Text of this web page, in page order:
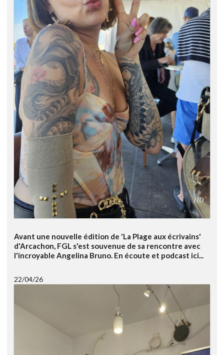
Avant une nouvelle édition de 'La Plage aux écrivains'
d'Arcachon, FGL s'est souvenue de sa rencontre avec
l'incroyable Angelina Bruno. En écoute et podcast ici...
22/04/26